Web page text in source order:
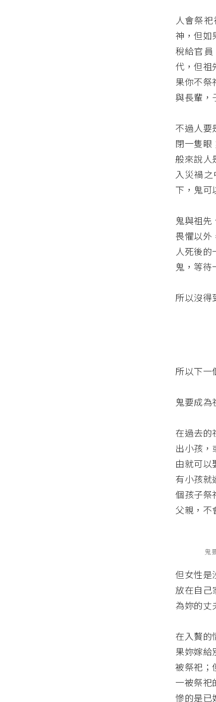
人會祭
神，但如
稅給官
代，但祖
果你不祭
與長輩，
不過人要
閉一隻眼
般來說人
入災禍
下，鬼可
鬼與祖
畏懼以外
人死後
鬼，等待
所以沒得
所以下一
鬼要成為
在過去的
出小孩，
由就可以
有小孩就
個孩子祭
父親，不
鬼
但女性是
放在自己
為妳的丈
在入贅的
果妳嫁給
被祭祀；
一被祭祀
慘的是已